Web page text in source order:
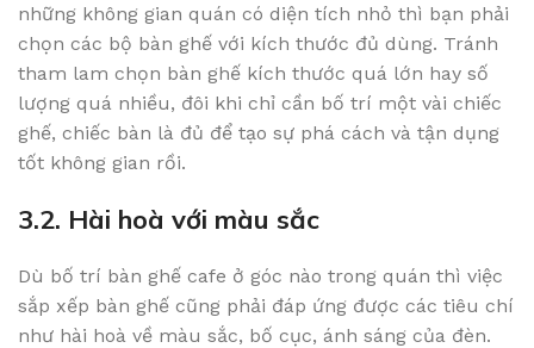
những không gian quán có diện tích nhỏ thì bạn phải
chọn các bộ bàn ghế với kích thước đủ dùng. Tránh
tham lam chọn bàn ghế kích thước quá lớn hay số
lượng quá nhiều, đôi khi chỉ cần bố trí một vài chiếc
ghế, chiếc bàn là đủ để tạo sự phá cách và tận dụng
tốt không gian rồi.
3.2. Hài hoà với màu sắc
Dù bố trí bàn ghế cafe ở góc nào trong quán thì việc
sắp xếp bàn ghế cũng phải đáp ứng được các tiêu chí
như hài hoà về màu sắc, bố cục, ánh sáng của đèn.